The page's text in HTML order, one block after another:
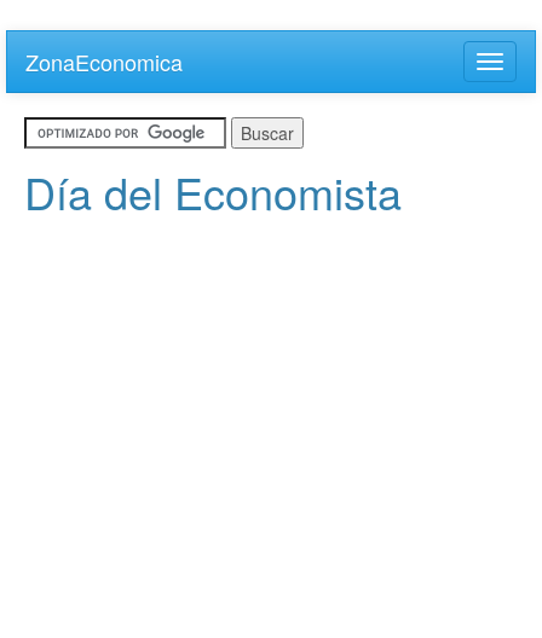
main
content
ZonaEconomica
Toggle
Día del Economista